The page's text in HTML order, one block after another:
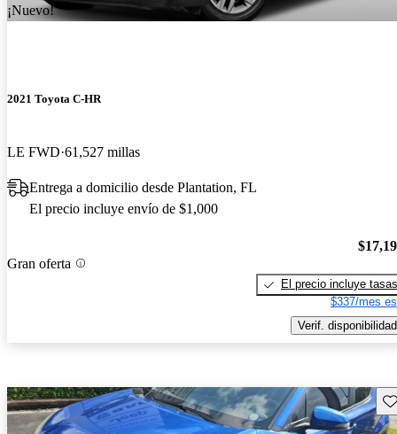
¡Nuevo!
2021 Toyota C-HR
LE FWD 61,527 millas
Entrega a domicilio desde Plantation, FL
El precio incluye envío de $1,000
Gran oferta
El precio incluye tasas
$337/mes
Verif. disponibilidad